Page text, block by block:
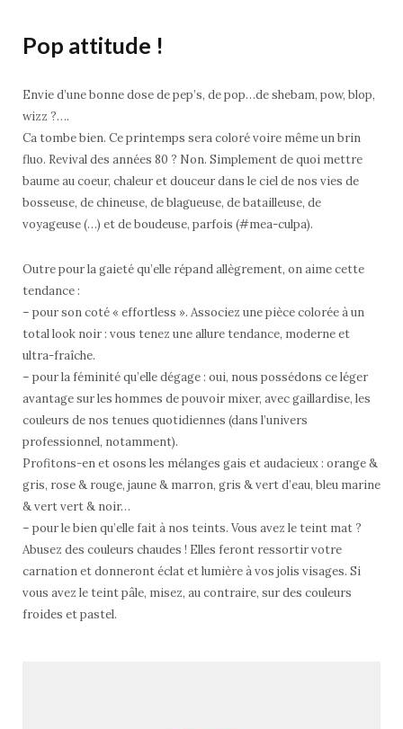
Pop attitude !
Envie d’une bonne dose de pep’s, de pop…de shebam, pow, blop,
wizz ?….
Ca tombe bien. Ce printemps sera coloré voire même un brin
fluo. Revival des années 80 ? Non. Simplement de quoi mettre
baume au coeur, chaleur et douceur dans le ciel de nos vies de
bosseuse, de chineuse, de blagueuse, de batailleuse, de
voyageuse (…) et de boudeuse, parfois (#mea-culpa).
Outre pour la gaieté qu’elle répand allègrement, on aime cette
tendance :
– pour son coté « effortless ». Associez une pièce colorée à un
total look noir : vous tenez une allure tendance, moderne et
ultra-fraîche.
– pour la féminité qu’elle dégage : oui, nous possédons ce léger
avantage sur les hommes de pouvoir mixer, avec gaillardise, les
couleurs de nos tenues quotidiennes (dans l’univers
professionnel, notamment).
Profitons-en et osons les mélanges gais et audacieux : orange &
gris, rose & rouge, jaune & marron, gris & vert d’eau, bleu marine
& vert vert & noir…
– pour le bien qu’elle fait à nos teints. Vous avez le teint mat ?
Abusez des couleurs chaudes ! Elles feront ressortir votre
carnation et donneront éclat et lumière à vos jolis visages. Si
vous avez le teint pâle, misez, au contraire, sur des couleurs
froides et pastel.